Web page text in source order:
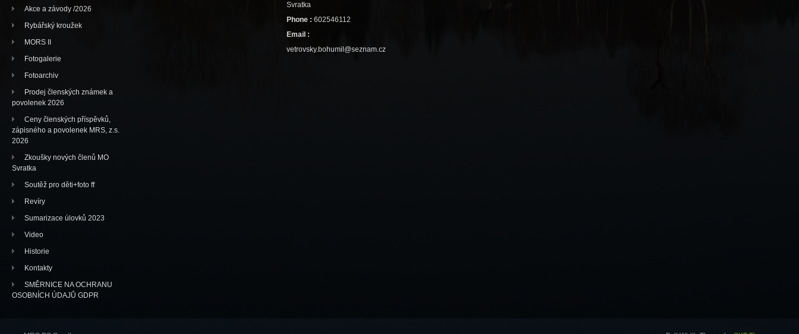
Akce a závody /2026
Rybářský kroužek
MORS II
Fotogalerie
Fotoarchiv
Prodej členských známek a
povolenek 2026
Ceny členských příspěvků,
zápisného a povolenek MRS, z.s.
2026
Zkoušky nových členů MO
Svratka
Soutěž pro děti+foto ff
Revíry
Sumarizace úlovků 2023
Video
Historie
Kontakty
SMĚRNICE NA OCHRANU
OSOBNÍCH ÚDAJŮ GDPR
Svratka
Phone : 602546112
Email :
vetrovsky.bohumil@seznam.cz